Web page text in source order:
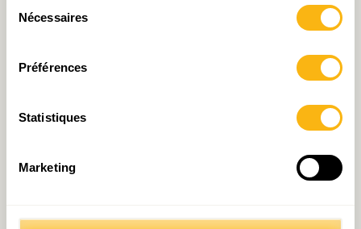
Nécessaires
Préférences
Statistiques
Marketing
(ii) une nette amélioration de cet objectif au-
budget pluriannuel. Un double défi d’envergure,
[1]Probablement du fait de la faiblesse des
charges d’intérêt, mais cet état de fait est